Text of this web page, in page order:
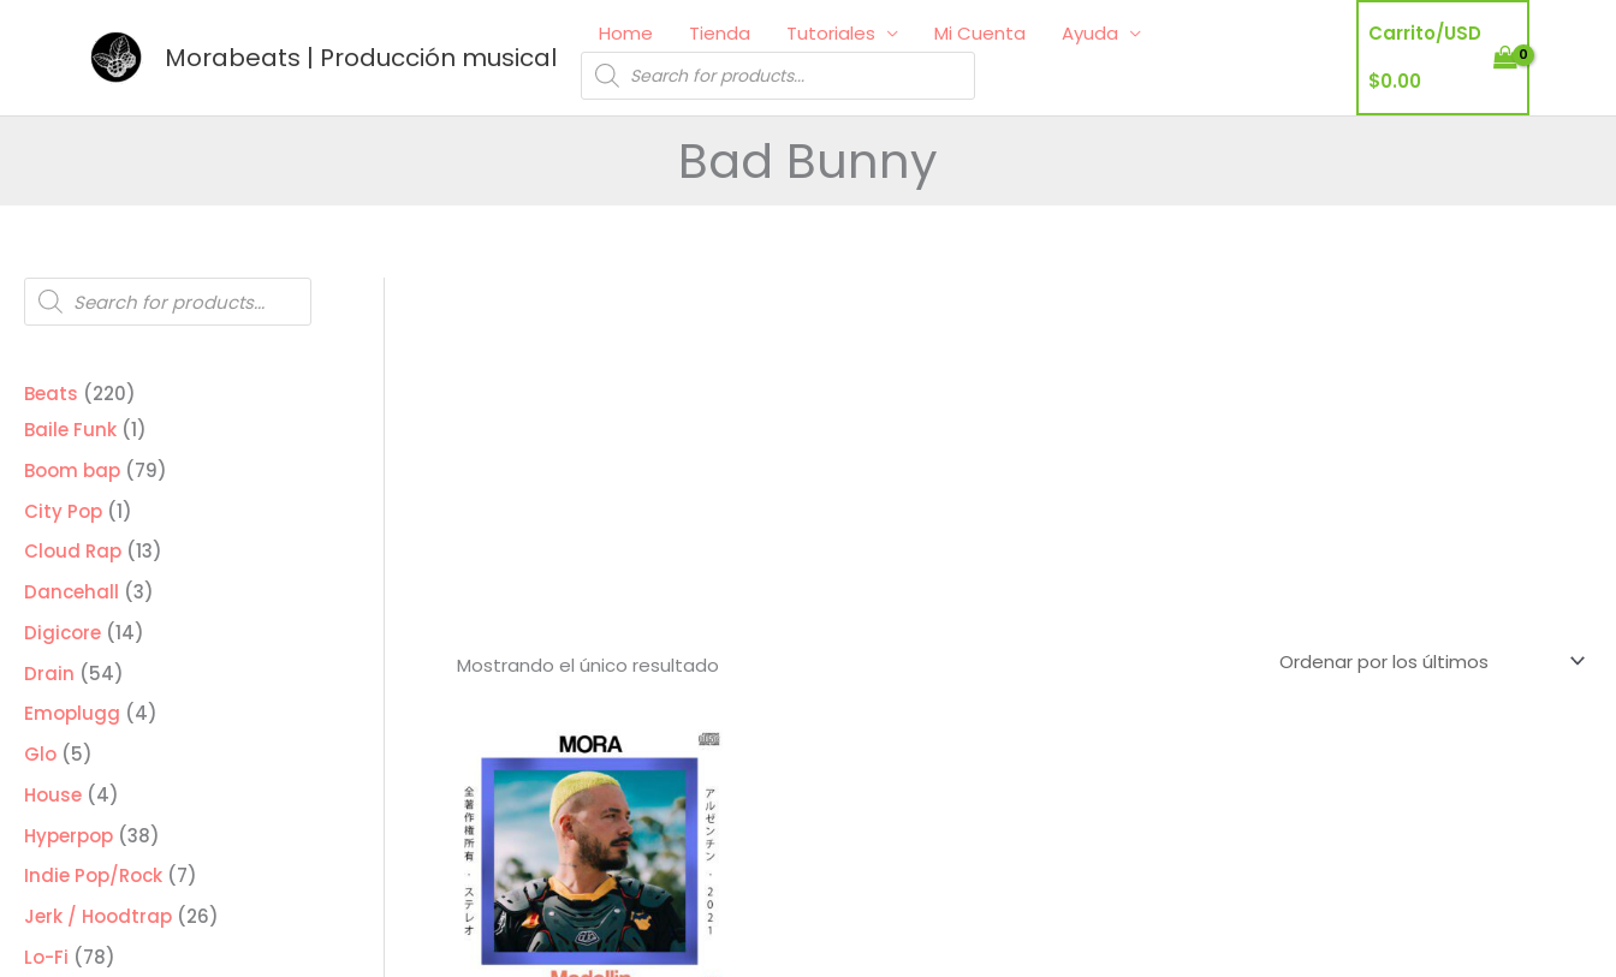
Morabeats | Producción musical
Home Tienda Tutoriales Mi Cuenta
Ayuda
Búsqueda
de
productos
Carrito/USD
$0.00
Bad Bunny
Búsqueda
de
productos
Beats 220220
productos
Baile Funk 11
producto
Boom bap 7979
City Pop 11
producto
Cloud Rap 1313
Dancehall 33
Digicore 1414
Drain 5454
productos
Emoplugg 44
Glo 55
productos
House 44
productos
Hyperpop 3838
productos
Indie Pop/Rock 77
productos
Jerk / Hoodtrap 2626
Lo-Fi 7878
Mostrando el único resultado